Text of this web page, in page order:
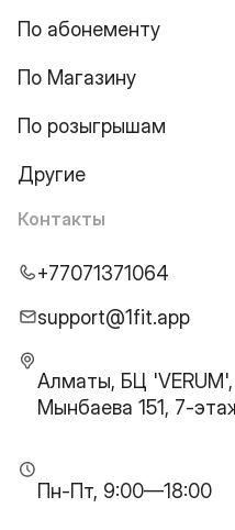
По абонементу
По Магазину
По розыгрышам
Другие
Контакты
+77071371064
support@1fit.app
Алматы, БЦ 'VERUM',
Мынбаева 151, 7-
Пн-Пт, 9:00—18:00